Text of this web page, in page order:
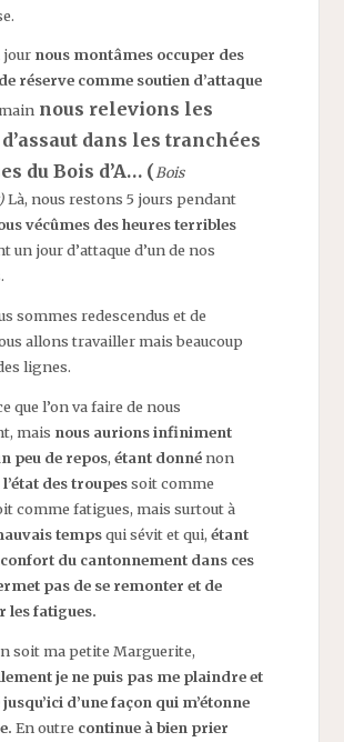
jour nous montâmes occuper des
réserve comme soutien d’attaque
nous relevions les
dans les tranchées
du Bois d’A… (Bois
Là, nous restons 5 jours pendant
vécûmes des heures terribles
un jour d’attaque d’un de nos
sommes redescendus et de
allons travailler mais beaucoup
lignes.
que l’on va faire de nous
mais nous aurions infiniment
peu de repos, étant donnénon
l’état des troupessoit comme
comme fatigues, mais surtout à
tempsqui sévit et qui, étant
du cantonnement dans ces
pas de se remonter et de
les fatigues.
soit ma petite Marguerite,
je ne puis pas me plaindre et
d’une façon qui m’étonne
En outre continue à bien prier